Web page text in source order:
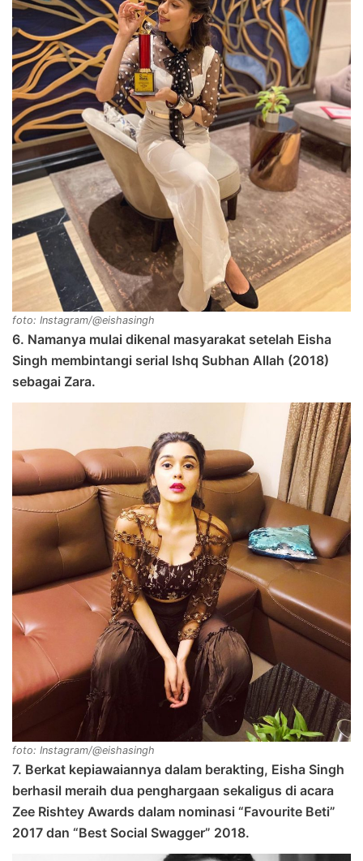
foto: Instagram/@eishasingh
6. Namanya mulai dikenal masyarakat setelah Eisha
Singh membintangi serial Ishq Subhan Allah (2018)
sebagai Zara.
foto: Instagram/@eishasingh
7. Berkat kepiawaiannya dalam berakting, Eisha Singh
berhasil meraih dua penghargaan sekaligus di acara
Zee Rishtey Awards dalam nominasi “Favourite Beti”
2017 dan “Best Social Swagger” 2018.